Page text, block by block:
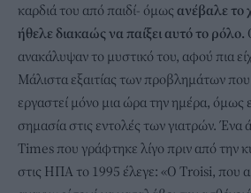
καρδιά του από παιδί- όμως ανέβαλε το
ήθελε διακαώς να παίξει αυτό το ρόλο.
ανακάλυψαν το μυστικό του, αφού πια
Μάλιστα εξαιτίας των προβλημάτων
εργαστεί μόνο μια ώρα την ημέρα, όμως
σημασία στις εντολές των γιατρών.
Times που γράφτηκε λίγο πριν από την
στις ΗΠΑ το 1995 έλεγε: «Ο Troisi, που